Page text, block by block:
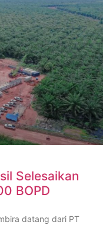
Selesaikan
BOPD
datang dari PT